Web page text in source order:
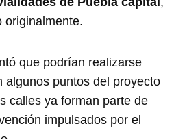
originalmente.
que podrían realizarse
algunos puntos del proyecto
calles ya forman parte de
impulsados por el